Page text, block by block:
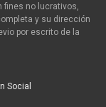
fines no lucrativos,
y su dirección
por escrito de la
Social